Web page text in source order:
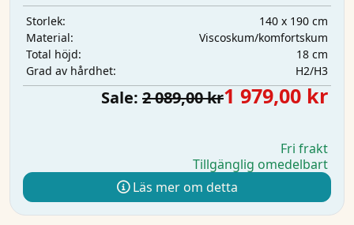
Storlek:
140 x 190 cm
Material:
Viscoskum/komfortskum
Total höjd:
18 cm
Grad av hårdhet:
H2/H3
Sale: 2 089,00 kr1 979,00 kr
Fri frakt
Tillgänglig omedelbart
Läs mer om detta